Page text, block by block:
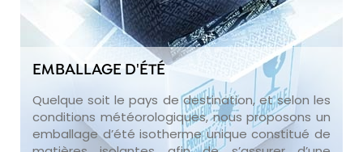
EMBALLAGE D'ÉTÉ
Quelque soit le pays de destination, et selon les
conditions météorologiques, nous proposons un
emballage d’été isotherme unique constitué de